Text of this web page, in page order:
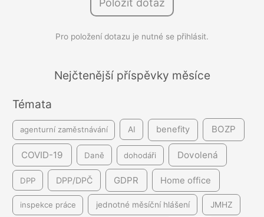
í
Položit dotaz
Pro položení dotazu je nutné se přihlásit.
Nejčtenější příspěvky měsíce
Témata
agenturní zaměstnávání AI benefity BOZP
COVID-19 Daně dohodáři Dovolená
DPP DPP/DPČ GDPR Home office
inspekce práce jednotné měsíční hlášení JMHZ